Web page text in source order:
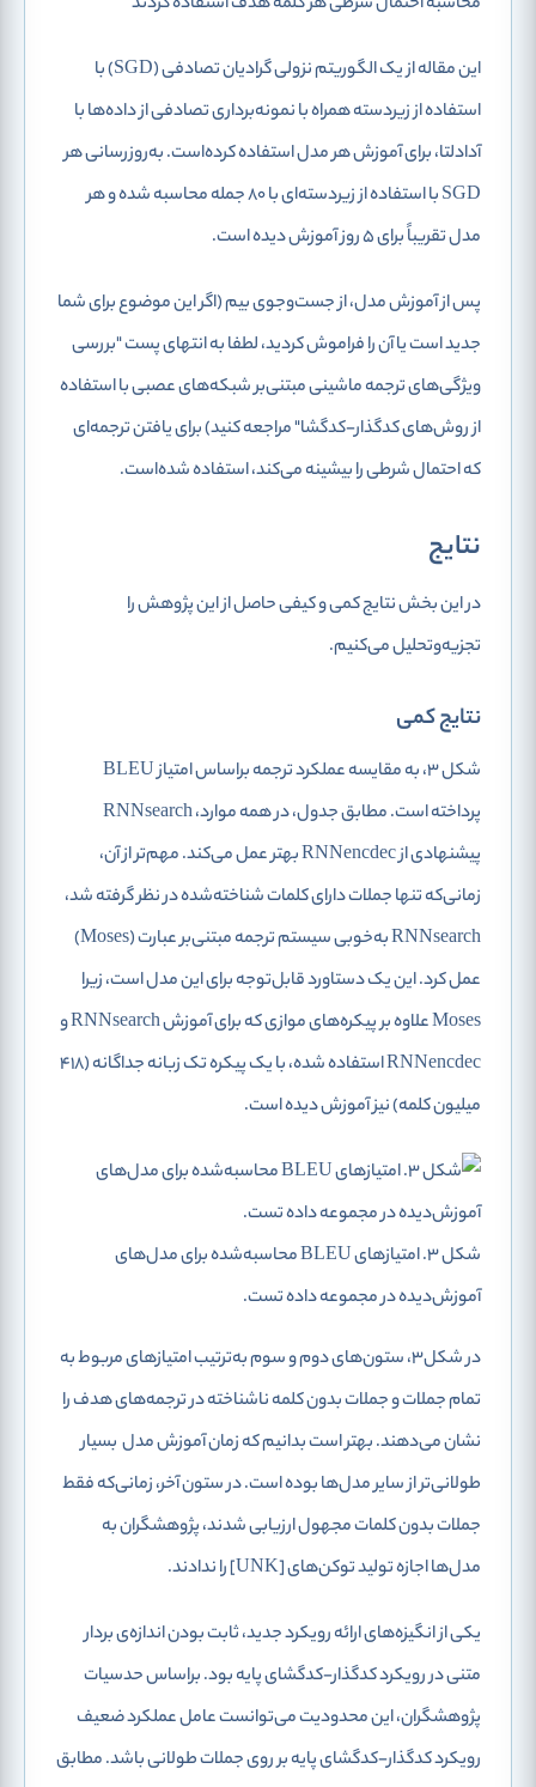
این مقاله از یک الگوریتم نزولی گرادیان تصادفی (SGD) با
استفاده از زیردسته همراه با نمونه‌برداری تصادفی از داده‌ها با
آدادلتا، برای آموزش هر مدل استفاده کرده‌است. به‌روزرسانی هر
SGD با استفاده از زیردسته‌ای با 80 جمله محاسبه شده و هر
مدل تقریباً برای 5 روز آموزش دیده است.
پس از آموزش مدل، از جست‌وجوی بیم (اگر این موضوع برای شما
جدید است یا آن را فراموش کردید، لطفا به انتهای پست "بررسی
ویژگی‌های ترجمه ماشینی مبتنی‌بر شبکه‌های عصبی با استفاده
از روش‌های کدگذار-کدگشا" مراجعه کنید) برای یافتن ترجمه‌ای
که احتمال شرطی را بیشینه می‌کند، استفاده شده‌است.
نتایج
در این بخش نتایج کمی و کیفی حاصل از این پژوهش را
تجزیه‌و‌تحلیل می‌کنیم.
نتایج کمی
شکل 3، به مقایسه عملکرد ترجمه براساس امتیاز BLEU
پرداخته ‌است. مطابق جدول، در همه موارد، RNNsearch
پیشنهادی از RNNencdec بهتر عمل می‌کند. مهم‌تر از آن،
زمانی‌که تنها جملات دارای کلمات شناخته‌شده در نظر گرفته شد،
RNNsearch به‌خوبی سیستم ترجمه مبتنی‌بر عبارت (Moses)
عمل کرد. این یک دستاورد قابل‌توجه برای این مدل است، زیرا
Moses علاوه بر پیکره‌های موازی که برای آموزش RNNsearch و
RNNencdec استفاده شده، با یک پیکره تک زبانه جداگانه (418
میلیون کلمه) نیز آموزش دیده است.
شکل 3. امتیازهای BLEU محاسبه‌شده برای مدل‌های
آموزش‌دیده در مجموعه داده تست.
در شکل3، ستون‌های دوم و سوم به‌ترتیب امتیازهای مربوط به
تمام جملات و جملات بدون کلمه ناشناخته در ترجمه‌های هدف را
نشان می‌دهند. بهتر است بدانیم که زمان آموزش مدل بسیار
طولانی‌تر از سایر مدل‌ها بوده است. در ستون آخر، زمانی‌که فقط
جملات بدون کلمات مجهول ارزیابی شدند، پژوهشگران به
مدل‌ها اجازه تولید توکن‌های [UNK] را ندادند.
یکی از انگیزه‌های ارائه رویکرد جدید، ثابت بودن اندازه‌ی بردار
متنی در رویکرد کدگذار-کدگشای پایه بود. براساس حدسیات
پژوهشگران، این محدودیت می‌توانست عامل عملکرد ضعیف
رویکرد کدگذار-کدگشای پایه بر روی جملات طولانی باشد. مطابق